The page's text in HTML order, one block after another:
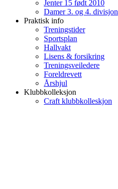
Jenter 15 født 2010
Damer 3. og 4. divisjon
Praktisk info
Treningstider
Sportsplan
Hallvakt
Lisens & forsikring
Treningsveiledere
Foreldrevett
Årshjul
Klubbkolleksjon
Craft klubbkolleskjon